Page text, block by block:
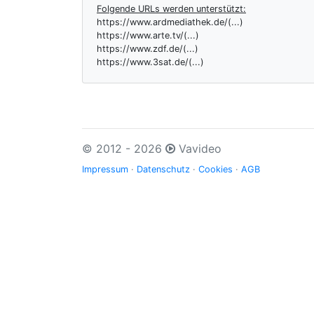
Folgende URLs werden unterstützt:
https://www.ardmediathek.de/(...)
https://www.arte.tv/(...)
https://www.zdf.de/(...)
https://www.3sat.de/(...)
© 2012 - 2026 Vavideo
Impressum · Datenschutz · Cookies · AGB